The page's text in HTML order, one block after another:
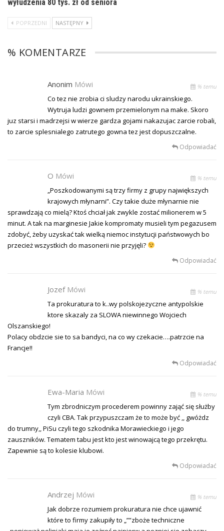
wyłudzenia 80 tys. zł od seniora
POPRZEDNI NASTĘPNY
% KOMENTARZE
Anonim Mówi % temu
Co tez nie zrobia ci sludzy narodu ukrainskiego.
Wytruja ludzi gownem przemielonym na make. Skoro
juz starsi i madrzejsi w wierze gardza gojami nakazujac zarcie robali,
to zarcie splesnialego zatrutego gowna tez jest dopuszczalne.
Odpowiadać
O Mówi % temu
„Poszkodowanymi są trzy firmy z grupy największych
krajowych młynarni”. Czy takie duże młynarnie nie
sprawdzają co mielą? Ktoś chciał jak zwykle zostać milionerem w 5
minut. A tak na marginesie Jakie kompromaty musieli tym pegazusem
zdobyć, żeby uzyskać tak wielką niemoc instytucji państwowych bo
przecież wszystkich do masonerii nie przyjęli?
Odpowiadać
Jozef Mówi % temu
Ta prokuratura to k..wy polskojezyczne antypolskie
ktore skazaly za SLOWA niewinnego Wojciech
Olszanskiego!
Polacy obdzcie sie to sa bandyci, na co wy czekacie….patrzcie na
Francje!!
Odpowiadać
Ewa-Maria Mówi % temu
Tym zbrodniczym procederem powinny zająć się służby
czyli CBA. Tak przypuszczam że to może być ,, gwóżdz
do trumny,, PiSu czyli tego szkodnika Morawieckiego i jego
zauszników. Tematem tabu jest kto jest winowajcą tego przekrętu.
Zapewnie są to kolesie klubowi.
Odpowiadać
Andrzej Mówi % temu
Jak dobrze rozumiem prokuratura nie chce ujawnić
które to firmy zakupiły to „””zboże techniczne